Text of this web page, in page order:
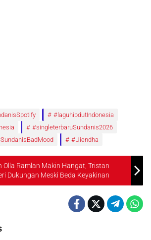
#laguhipdutIndonesia
#singleterbaruSundanis2026
#Uiendha
Olla Ramlan Makin Hangat, Tristan
Dukungan Meski Beda Keyakinan